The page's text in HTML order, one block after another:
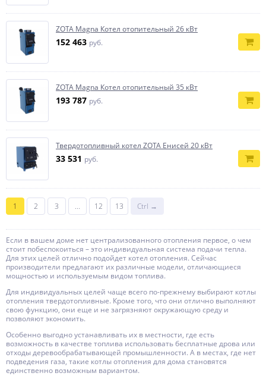
ZOTA Magna Котел отопительный 26 кВт
152 463 руб.
ZOTA Magna Котел отопительный 35 кВт
193 787 руб.
Твердотопливный котел ZOTA Енисей 20 кВт
33 531 руб.
1 2 3 ... 12 13 Ctrl →
Если в вашем доме нет централизованного отопления первое, о чем
стоит побеспокоиться – это индивидуальная система подачи тепла.
Для этих целей отлично подойдет котел отопления. Сейчас
производители предлагают их различные модели, отличающиеся
мощностью и используемым видом топлива.
Для индивидуальных целей чаще всего по-прежнему выбирают котлы
отопления твердотопливные. Кроме того, что они отлично выполняют
свою функцию, они еще и не загрязняют окружающую среду и
позволяют экономить.
Особенно выгодно устанавливать их в местности, где есть
возможность в качестве топлива использовать бесплатные дрова или
отходы деревообрабатывающей промышленности. А в местах, где нет
подведения газа, такие котлы отопления для дома становятся
единственно возможным вариантом.